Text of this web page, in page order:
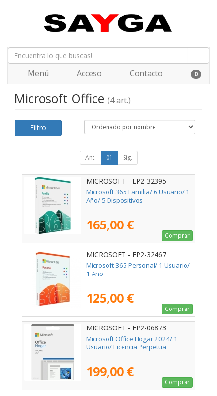
Menú Acceso Contacto 0
Microsoft Office (4 art.)
Filtro
Ant. 01 Sig.
MICROSOFT - EP2-32395
Microsoft 365 Familia/ 6 Usuario/ 1
Año/ 5 Dispositivos
165,00 €
Comprar
MICROSOFT - EP2-32467
Microsoft 365 Personal/ 1 Usuario/
1 Año
125,00 €
Comprar
MICROSOFT - EP2-06873
Microsoft Office Hogar 2024/ 1
Usuario/ Licencia Perpetua
199,00 €
Comprar